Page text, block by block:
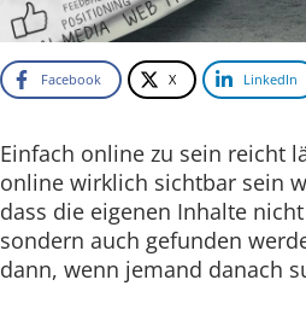
Facebook X LinkedIn
Einfach online zu sein reicht
online wirklich sichtbar sein
dass die eigenen Inhalte
sondern auch gefunden
dann, wenn jemand danach